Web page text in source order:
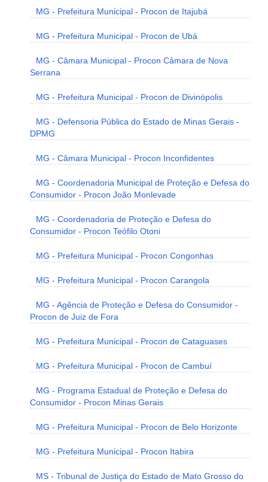
MG - Prefeitura Municipal - Procon de Itajubá
MG - Prefeitura Municipal - Procon de Ubá
MG - Câmara Municipal - Procon Câmara de Nova
Serrana
MG - Prefeitura Municipal - Procon de Divinópolis
MG - Defensoria Pública do Estado de Minas Gerais -
DPMG
MG - Câmara Municipal - Procon Inconfidentes
MG - Coordenadoria Municipal de Proteção e Defesa do
Consumidor - Procon João Monlevade
MG - Coordenadoria de Proteção e Defesa do
Consumidor - Procon Teófilo Otoni
MG - Prefeitura Municipal - Procon Congonhas
MG - Prefeitura Municipal - Procon Carangola
MG - Agência de Proteção e Defesa do Consumidor -
Procon de Juiz de Fora
MG - Prefeitura Municipal - Procon de Cataguases
MG - Prefeitura Municipal - Procon de Cambuí
MG - Programa Estadual de Proteção e Defesa do
Consumidor - Procon Minas Gerais
MG - Prefeitura Municipal - Procon de Belo Horizonte
MG - Prefeitura Municipal - Procon Itabira
MS - Tribunal de Justiça do Estado de Mato Grosso do